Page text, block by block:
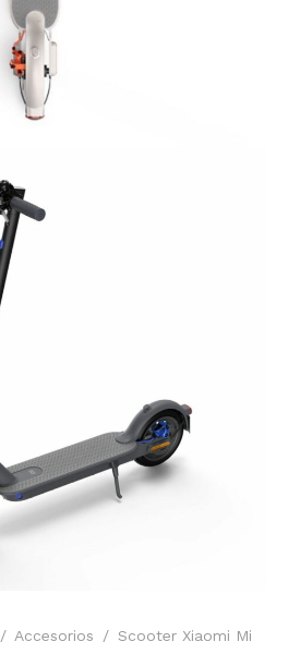
/ Accesorios / Scooter Xiaomi Mi